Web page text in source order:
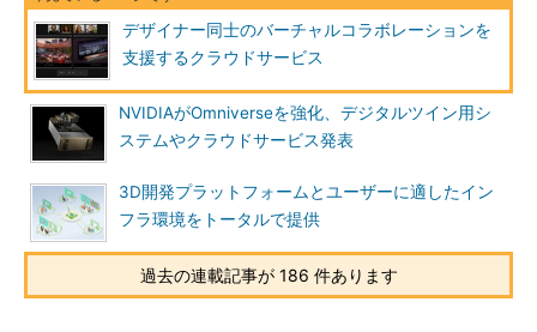
デザイナー同士のバーチャルコラボレーションを
支援するクラウドサービス
NVIDIAがOmniverseを強化、デジタルツイン用シ
ステムやクラウドサービス発表
3D開発プラットフォームとユーザーに適したイン
フラ環境をトータルで提供
過去の連載記事が 186 件あります